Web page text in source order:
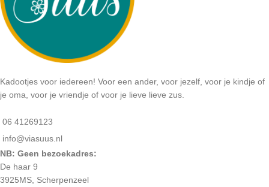
Kadootjes voor iedereen! Voor een ander, voor jezelf, voor je kindje of
je oma, voor je vriendje of voor je lieve lieve zus.
06 41269123
info@viasuus.nl
NB: Geen bezoekadres:
De haar 9
3925MS, Scherpenzeel